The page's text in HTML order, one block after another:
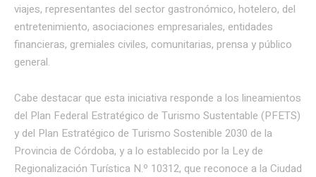
viajes, representantes del sector gastronómico, hotelero, del
entretenimiento, asociaciones empresariales, entidades
financieras, gremiales civiles, comunitarias, prensa y público
general.
Cabe destacar que esta iniciativa responde a los lineamientos
del Plan Federal Estratégico de Turismo Sustentable (PFETS)
y del Plan Estratégico de Turismo Sostenible 2030 de la
Provincia de Córdoba, y a lo establecido por la Ley de
Regionalización Turística N.º 10312, que reconoce a la Ciudad